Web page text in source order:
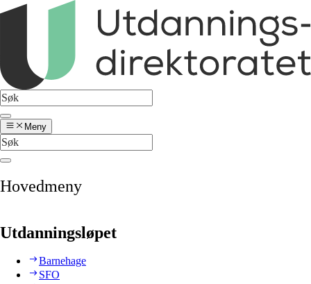
Meny
Hovedmeny
Utdanningsløpet
Barnehage
SFO